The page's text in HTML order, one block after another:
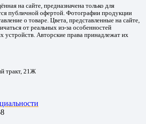
на сайте, предназначена только для
публичной офертой. Фотографии продукции
о товаре. Цвета, представленные на сайте,
от реальных из-за особенностей
устройств. Авторские права принадлежат их
тракт, 21Ж